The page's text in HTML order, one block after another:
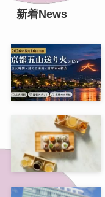
新着News